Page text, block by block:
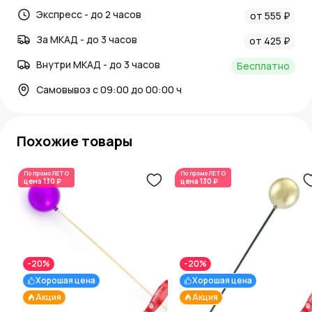
Экспресс - до 2 часов
от 555 ₽
За МКАД - до 3 часов
от 425 ₽
Внутри МКАД - до 3 часов
Бесплатно
Самовывоз с 09:00 до 00:00 ч
Похожие товары
По промоЛЕТО
цена130 ₽
Акция
Хорошая цена
-20%
По промоЛЕТО
цена 130 ₽
Акция
Хорошая цена
-20%